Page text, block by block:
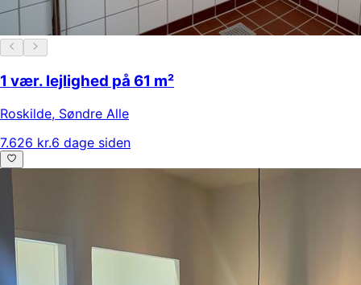
1 vær. lejlighed på 61 m²
Roskilde, Søndre Alle
7.626 kr.6 dage siden